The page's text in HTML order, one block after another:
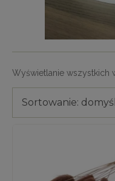
Wyświetlanie wszystkich
Sortowanie: